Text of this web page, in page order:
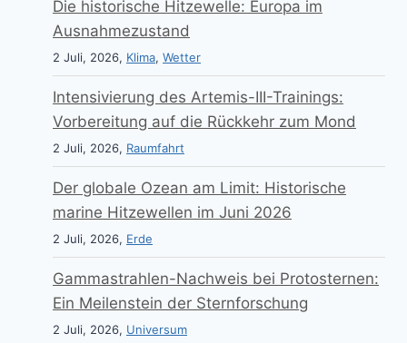
Die historische Hitzewelle: Europa im
Ausnahmezustand
2 Juli, 2026, Klima, Wetter
Intensivierung des Artemis-III-Trainings:
Vorbereitung auf die Rückkehr zum Mond
2 Juli, 2026, Raumfahrt
Der globale Ozean am Limit: Historische
marine Hitzewellen im Juni 2026
2 Juli, 2026, Erde
Gammastrahlen-Nachweis bei Protosternen:
Ein Meilenstein der Sternforschung
2 Juli, 2026, Universum